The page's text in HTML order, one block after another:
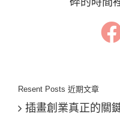
Resent Posts 近期文章
插畫創業真正的關